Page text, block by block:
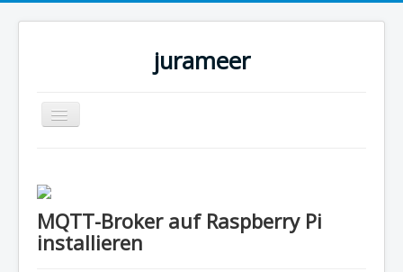
jurameer
Navigation
an/aus
Elektronik
how to ...
DIY für Homeassistant
MQTT-Broker auf Raspberry Pi
installieren